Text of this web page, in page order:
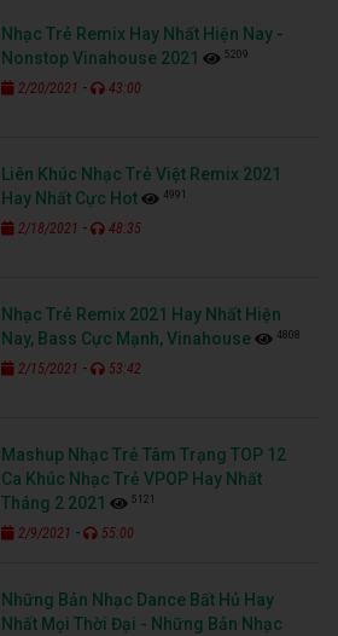
Nhạc Trẻ Remix Hay Nhất Hiện Nay -
Nonstop Vinahouse 2021
5209
2/20/2021 - 43:00
Liên Khúc Nhạc Trẻ Việt Remix 2021
Hay Nhất Cực Hot
4991
2/18/2021 - 48:35
Nhạc Trẻ Remix 2021 Hay Nhất Hiện
Nay, Bass Cực Mạnh, Vinahouse
4808
2/15/2021 - 53:42
Mashup Nhạc Trẻ Tâm Trạng TOP 12
Ca Khúc Nhạc Trẻ VPOP Hay Nhất
Tháng 2 2021
5121
2/9/2021 - 55:00
Những Bản Nhạc Dance Bất Hủ Hay
Nhất Mọi Thời Đại - Những Bản Nhạc